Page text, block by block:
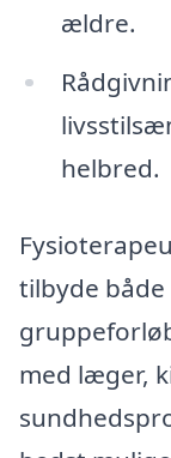
ældre.
helbred.
tilbyde både
med læger,